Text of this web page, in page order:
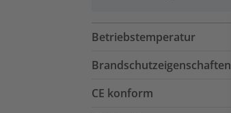
Betriebstemperatur
Brandschutzeigenschaften
CE konform